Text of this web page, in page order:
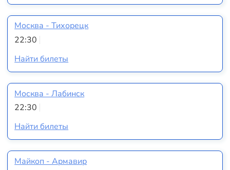
Москва - Тихорецк
22:30
Найти билеты
Москва - Лабинск
22:30
Найти билеты
Майкоп - Армавир